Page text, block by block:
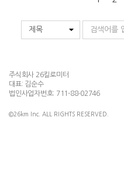
주식회사 26킬로미터
대표: 김순수
법인사업자번호: 711-88-02746
©26km Inc. ALL RIGHTS RESERVED.